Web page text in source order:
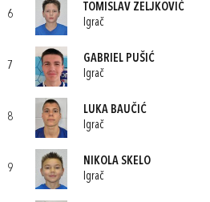
6
TOMISLAV ZELJKOVIĆ
Igrač
7
GABRIEL PUŠIĆ
Igrač
8
LUKA BAUČIĆ
Igrač
9
NIKOLA SKELO
Igrač